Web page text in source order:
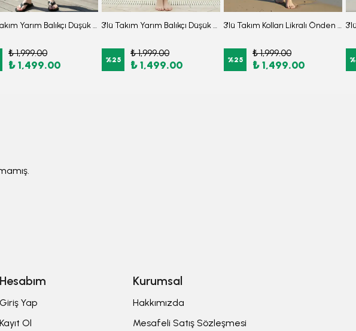
3'Lü Takım Yarım Balıkçı Düşük Omuz Yarasakol Likralı Kumaş Burkini Tesettür Mayo D48
₺ 1,999.00
₺ 1,499.00
3'lü Takım Yarım Balıkçı Düşük Omuz Yarasakol Likralı Kumaş Burkini Tesettür Mayo D49
%25
₺ 1,999.00
₺ 1,499.00
3'lü Takım Kolları Likralı Önden Fermuarlı Yırtmaçlı Maksi Burkini Tesettür Mayo D25
%25
₺ 1,999.00
₺ 1,499.00 %
Hesabım
Giriş Yap
Kayıt Ol
Kurumsal
Hakkımızda
Mesafeli Satış Sözleşmesi